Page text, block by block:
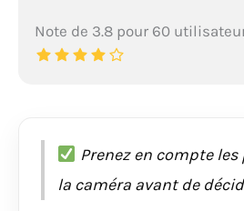
Note de 3.8 pour 60
Prenez en compte
la caméra avant de